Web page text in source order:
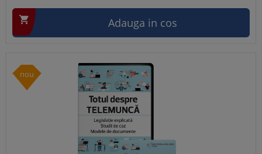
 Adauga in cos
nou